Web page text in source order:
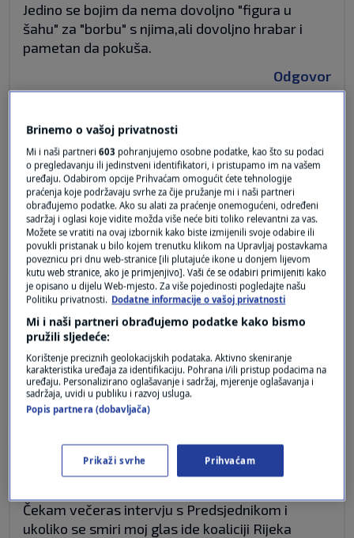
Jedino se bojim da nema dovoljno "figura u
šahu" za "borbu" s njima,ali dovoljno hrabar i
pametan da pokuša.
Odgovor
prije 3 godina
Moja zemlja
Skroz podržavam Predsjednika
Republike,pametno,iskreno i jedino pravedno.
Odgovor
prije 3 godina
Milka tomasevic dvor na uni
Podrzavam najboljeg predsjednika
Odgovor
prije 3 godina
Čekam večeras intervju s Predsjednikom i
ukoliko se smiri moj glas ide koaliciji Rijeka
Brinemo o vašoj privatnosti
Mi i naši partneri603 pohranjujemo osobne podatke, kao što su podaci
o pregledavanju ili jedinstveni identifikatori, i pristupamo im na vašem
uređaju. Odabirom opcije Prihvaćam omogućit ćete tehnologije
praćenja koje podržavaju svrhe za čije pružanje mi i naši partneri
obrađujemo podatke. Ako su alati za praćenje onemogućeni, određeni
sadržaj i oglasi koje vidite možda više neće biti toliko relevantni za vas.
Možete se vratiti na ovaj izbornik kako biste izmijenili svoje odabire ili
povukli pristanak u bilo kojem trenutku klikom na Upravljaj postavkama
poveznicu pri dnu web-stranice [ili plutajuće ikone u donjem lijevom
kutu web stranice, ako je primjenjivo]. Vaši će se odabiri primijeniti kako
je opisano u dijelu Web-mjesto. Za više pojedinosti pogledajte našu
Politiku privatnosti. Dodatne informacije o vašoj privatnosti
Mi i naši partneri obrađujemo podatke kako bismo
pružili sljedeće:
Korištenje preciznih geolokacijskih podataka. Aktivno skeniranje
karakteristika uređaja za identifikaciju. Pohrana i/ili pristup podacima na
uređaju. Personalizirano oglašavanje i sadržaj, mjerenje oglašavanja i
sadržaja, uvidi u publiku i razvoj usluga.
Popis partnera (dobavljača)
Prikaži svrhe Prihvaćam